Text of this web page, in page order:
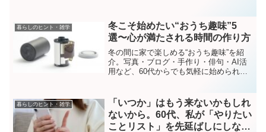
実践術を紹介します。賢い備えで、値上
げや品薄に振り回されない生活を始めま
しょう。
暮らしのヒント・雑学
冬こそ始めたい“おうち趣味”5
選〜心が満たされる時間の作り方
冬の間に家で楽しめる“おうち趣味”を紹
介。写真・ブログ・手作り・俳句・AI活
用など、60代からでも気軽に始められる
暮らしのヒント・雑学
「いつか」はもう来ないかもしれ
ないから。60代、私が「やりたい
ことリスト」を先延ばしにしない